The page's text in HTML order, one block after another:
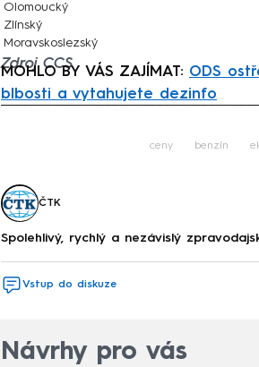
Olomoucký
Zlínský
Moravskoslezský
Zdroj CCS
MOHLO BY VÁS ZAJÍMAT: ODS
blbosti a vytahujete dezinfo
ceny benzín
ČTK
Spolehlivý, rychlý a nezávislý
Vstup do diskuze
Návrhy pro vás